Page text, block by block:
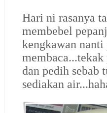
Hari ni rasanya
membebel
kengkawan nanti
dan pedih sebab
sediakan